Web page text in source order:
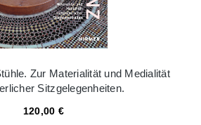
Zur Materialität und Medialität
Sitzgelegenheiten.
120,00 €